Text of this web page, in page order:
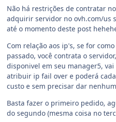
Não há restrições de contratar
adquirir servidor no ovh.com/us
até o momento deste post
Com relação aos ip's, se for
passado, você contrata o
disponivel em seu manager5,
atribuir ip fail over e poderá
custo e sem precisar dar
Basta fazer o primeiro pedido,
do segundo (mesma coisa no